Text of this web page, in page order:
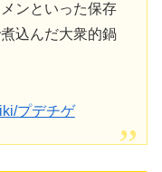
ンといった保存
込んだ大衆的鍋
プデチゲ